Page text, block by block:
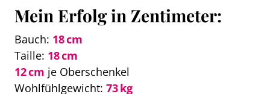
Mein Erfolg in Zentimeter:
Bauch: 18 cm
Taille: 18 cm
12 cm je Oberschenkel
Wohlfühlgewicht: 73 kg